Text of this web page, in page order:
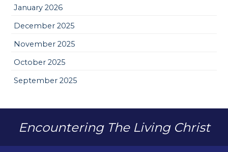
January 2026
December 2025
November 2025
October 2025
September 2025
Encountering The Living Christ